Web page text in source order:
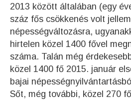
2013 között általában (egy
száz fős csökkenés volt
népességváltozásra,
hirtelen közel 1400 fővel
száma. Talán még
közel 1400 fő 2015. január
bajai
Sőt, még további, közel 270